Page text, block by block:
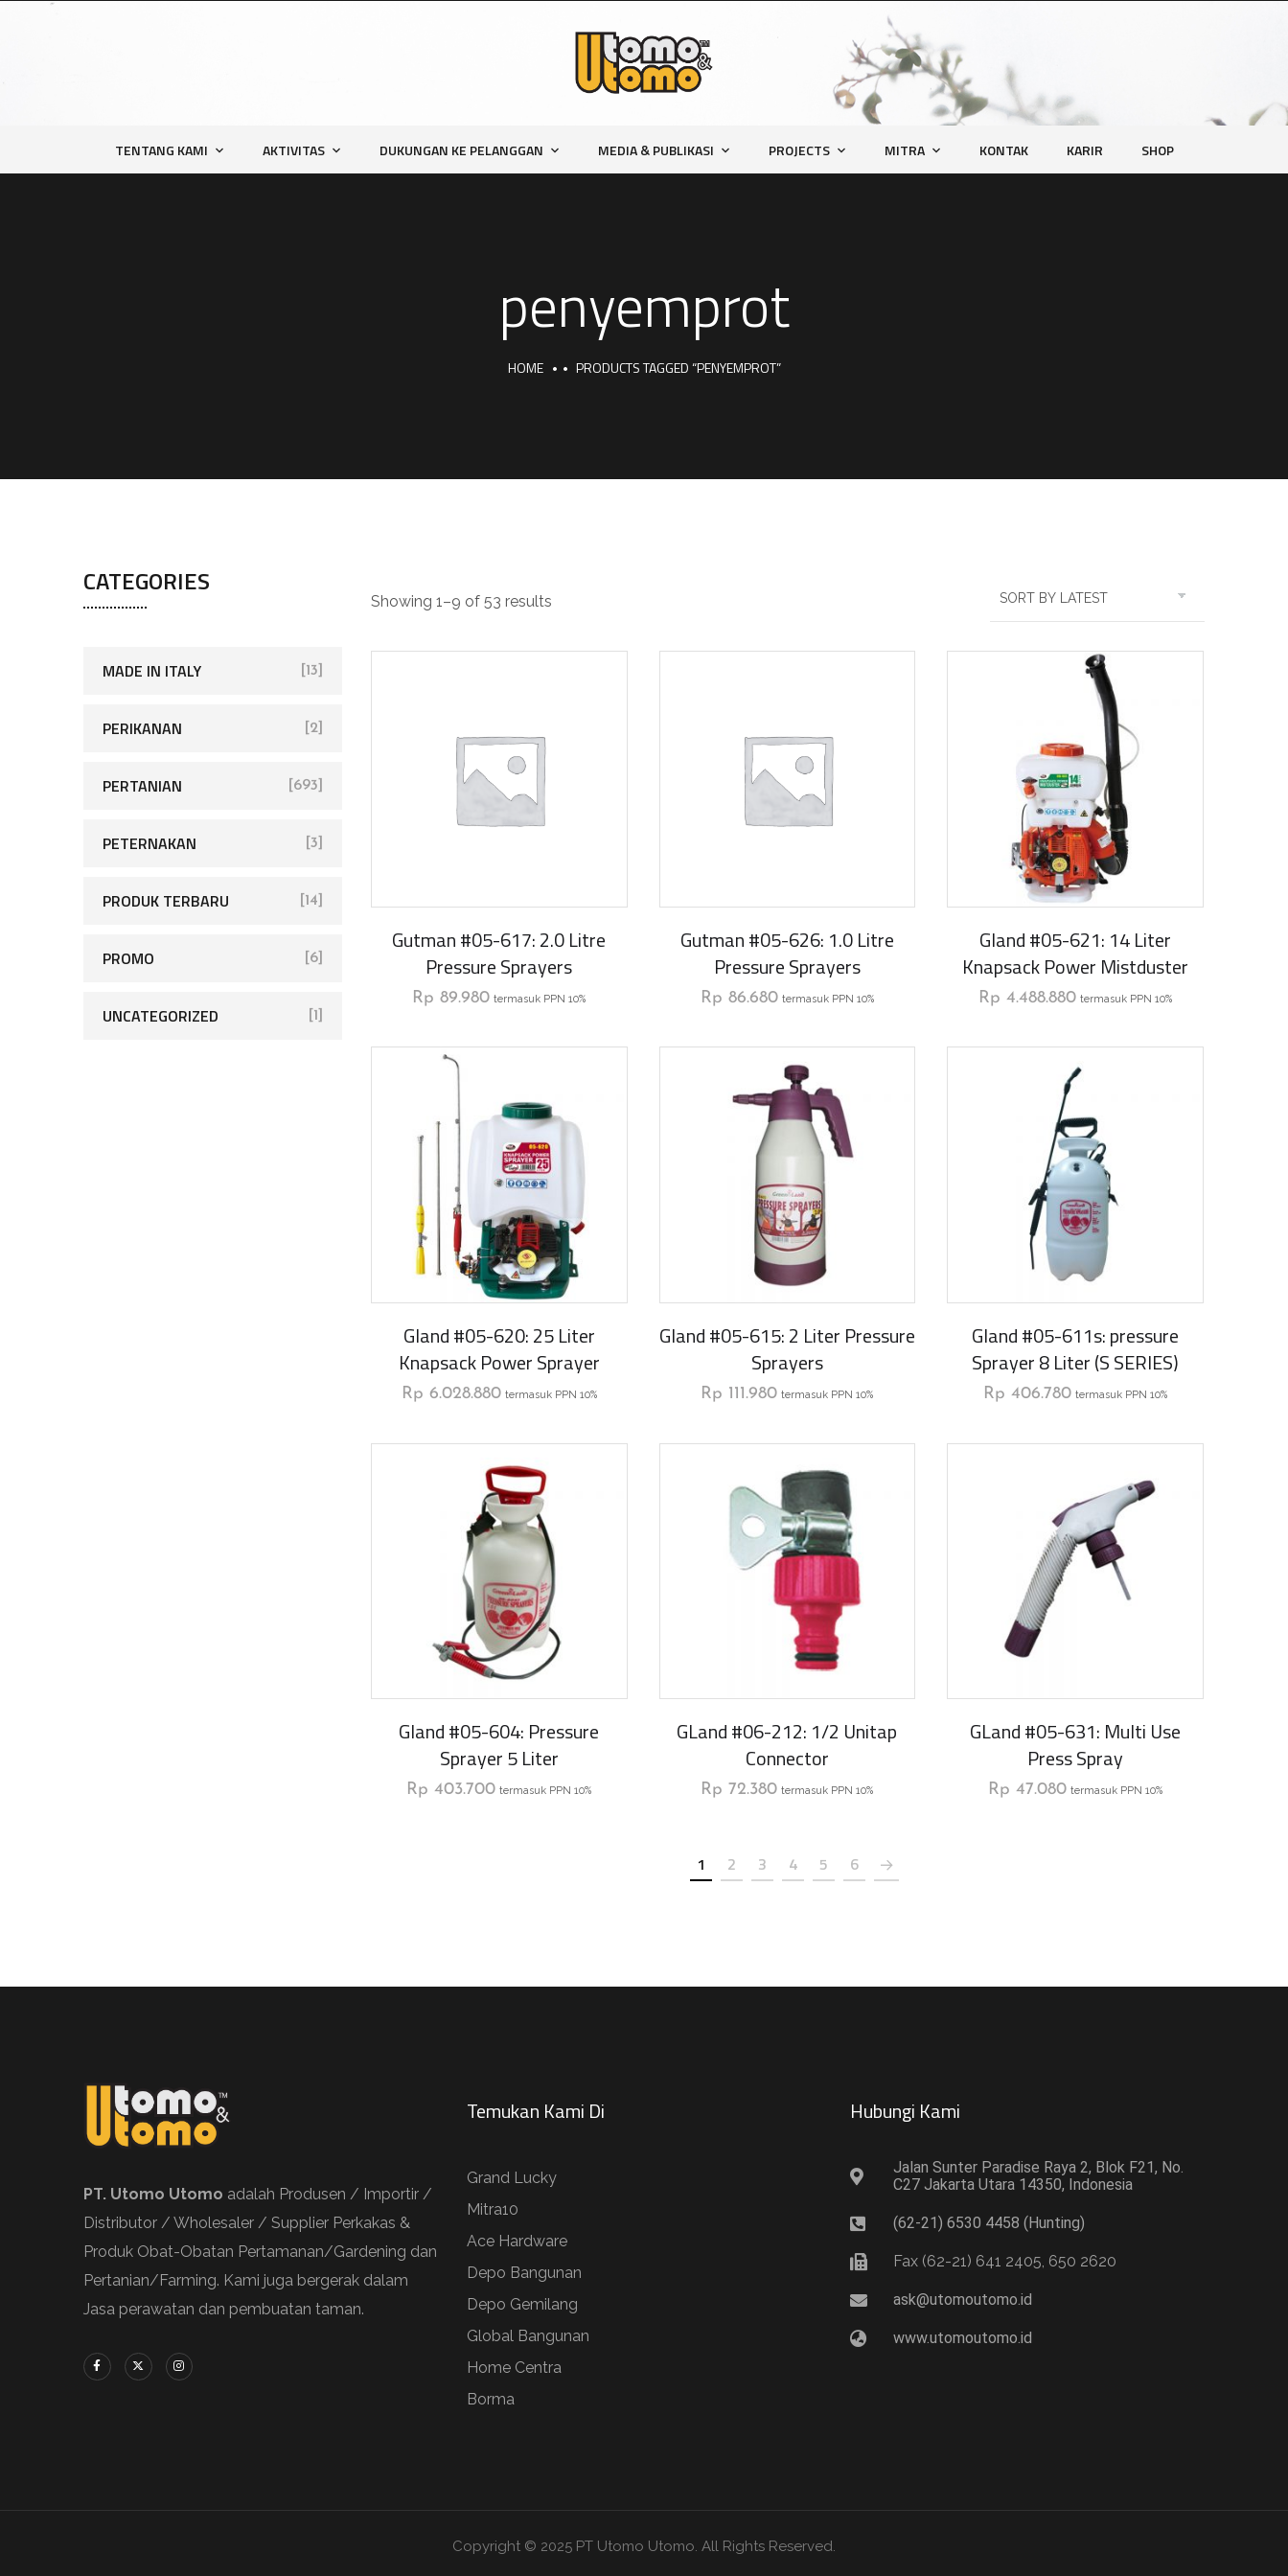
TENTANG KAMI AKTIVITAS DUKUNGAN KE PELANGGAN MEDIA & PUBLIKASI PROJECTS MITRA KONTAK KARIR SHOP
penyemprot
HOME PRODUCTS TAGGED “PENYEMPROT”
Showing 1–9 of 53 results
Gutman #05-617: 2.0 Litre
Pressure Sprayers
Rp 89.980 termasuk PPN 10%
Gutman #05-626: 1.0 Litre
Pressure Sprayers
Rp 86.680 termasuk PPN 10%
Gland #05-621: 14 Liter
Knapsack Power Mistduster
Rp 4.488.880 termasuk PPN 10%
Gland #05-620: 25 Liter
Knapsack Power Sprayer
Rp 6.028.880 termasuk PPN 10%
Gland #05-615: 2 Liter Pressure
Sprayers
Rp 111.980 termasuk PPN 10%
Gland #05-611s: pressure
Sprayer 8 Liter (S SERIES)
Rp 406.780 termasuk PPN 10%
Gland #05-604: Pressure
Sprayer 5 Liter
Rp 403.700 termasuk PPN 10%
GLand #06-212: 1/2 Unitap
Connector
Rp 72.380 termasuk PPN 10%
GLand #05-631: Multi Use
Press Spray
Rp 47.080 termasuk PPN 10%
1 2 3 4 5 6
CATEGORIES
MADE IN ITALY [13]
PERIKANAN [2]
PERTANIAN [693]
PETERNAKAN [3]
PRODUK TERBARU [14]
PROMO [6]
UNCATEGORIZED [1]
PT. Utomo Utomo adalah Produsen / Importir /
Distributor / Wholesaler / Supplier Perkakas &
Produk Obat-Obatan Pertamanan/Gardening dan
Pertanian/Farming. Kami juga bergerak dalam
Jasa perawatan dan pembuatan taman.
Temukan Kami Di
Grand Lucky
Mitra10
Ace Hardware
Depo Bangunan
Depo Gemilang
Global Bangunan
Home Centra
Borma
Hubungi Kami​
Jalan Sunter Paradise Raya 2, Blok F21, No.
C27 Jakarta Utara 14350, Indonesia
(62-21) 6530 4458 (Hunting)
Fax (62-21) 641 2405, 650 2620
ask@utomoutomo.id
www.utomoutomo.id
Copyright © 2025 PT Utomo Utomo. All Rights Reserved.